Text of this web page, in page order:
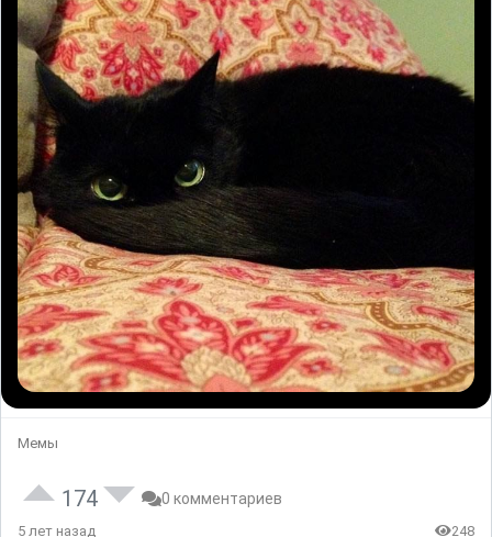
Мемы
174 0 комментариев
5 лет назад 248